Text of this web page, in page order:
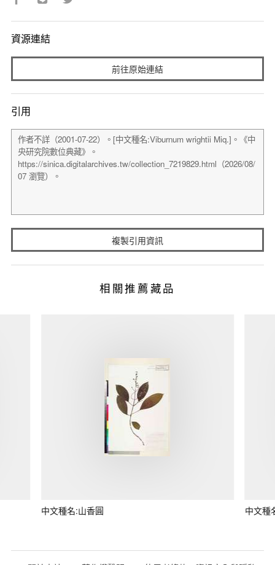
資源連結
前往原始連結
引用
複製引用資訊
相關推薦藏品
中文種名:山香圓 中文種